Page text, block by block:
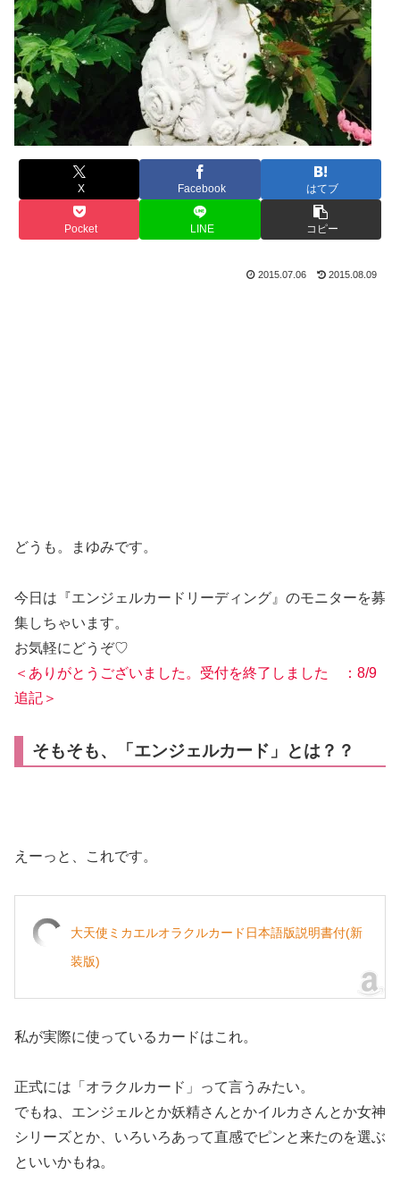
X Facebook はてブ
Pocket LINE コピー
2015.07.06 2015.08.09
どうも。まゆみです。
今日は『エンジェルカードリーディング』のモニターを募
集しちゃいます。
お気軽にどうぞ♡
＜ありがとうございました。受付を終了しました ：8/9
追記＞
そもそも、「エンジェルカード」とは？？
えーっと、これです。
大天使ミカエルオラクルカード日本語版説明書付(新
装版)
私が実際に使っているカードはこれ。
正式には「オラクルカード」って言うみたい。
でもね、エンジェルとか妖精さんとかイルカさんとか女神
シリーズとか、いろいろあって直感でピンと来たのを選ぶ
といいかもね。